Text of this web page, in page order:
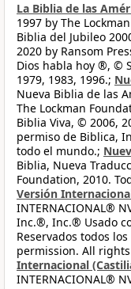
La Biblia de las
1997 by The
Biblia del Jubileo
2020 by Ransom
Dios habla hoy ®, ©
1979, 1983, 1996.;
Nueva Biblia de las
The Lockman
Biblia Viva, © 2006,
permiso de Biblica,
todo el mundo.;
Biblia, Nueva
Foundation, 2010.
Versión
INTERNACIONAL®
Inc.®, Inc.® Usado
Reservados todos
permission. All
Internacional
INTERNACIONAL®